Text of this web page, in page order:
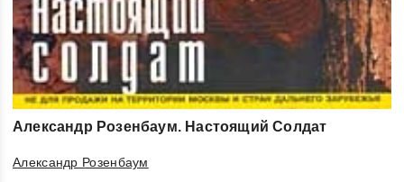
Александр Розенбаум. Настоящий Солдат
Александр Розенбаум